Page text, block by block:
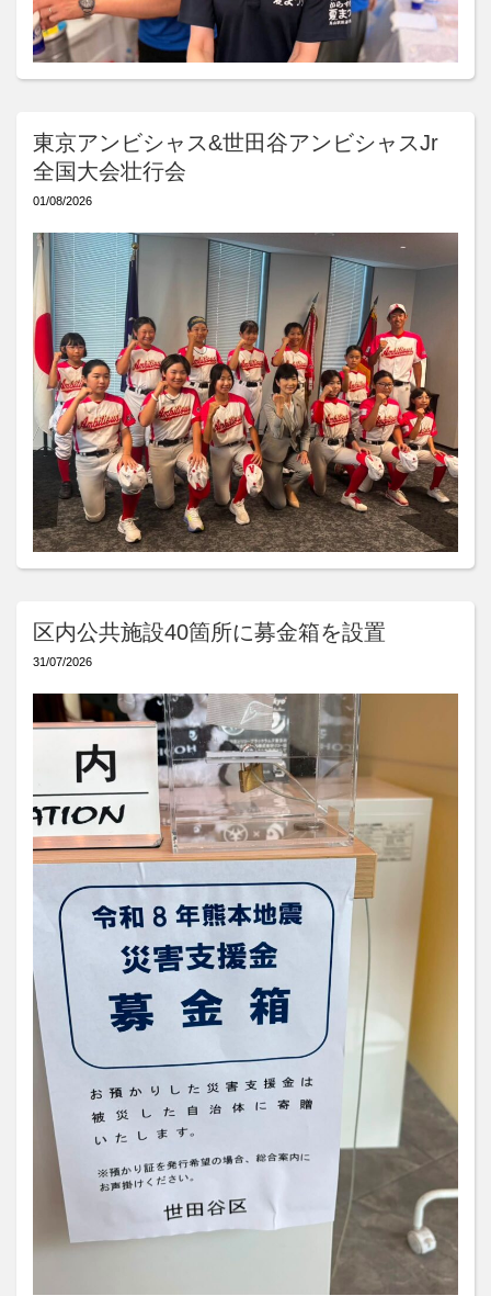
東京アンビシャス&世田谷アンビシャスJr
全国大会壮行会
01/08/2026
区内公共施設40箇所に募金箱を設置
31/07/2026